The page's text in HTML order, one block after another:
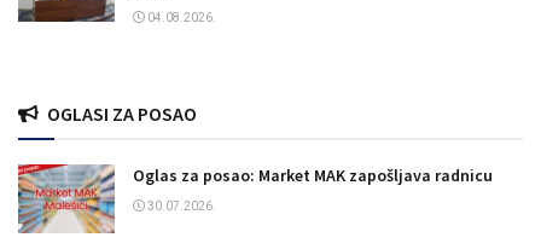
04.08.2026.
OGLASI ZA POSAO
Oglas za posao: Market MAK zapošljava radnicu
30.07.2026.